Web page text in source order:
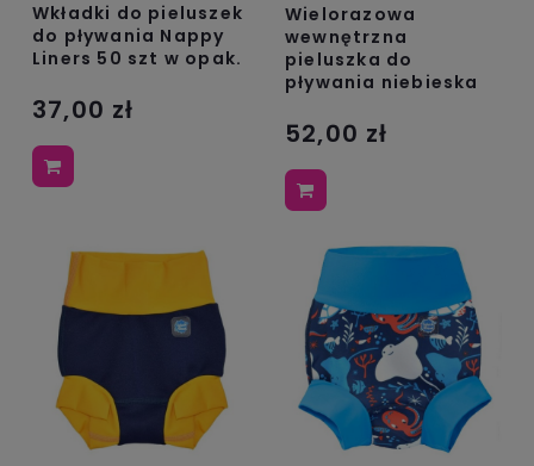
Wkładki do pieluszek
do pływania Nappy
Liners 50 szt w opak.
37,00 zł
Wielorazowa
wewnętrzna
pieluszka do
pływania niebieska
52,00 zł